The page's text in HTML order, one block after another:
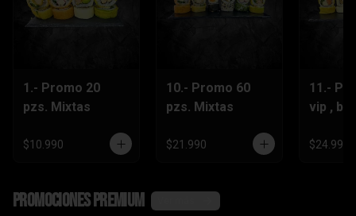
1.- Promo 20
pzs. Mixtas
$10.990
10.- Promo 60
pzs. Mixtas
$21.990
11.-
vip ,
$24.990
Promociones Premium